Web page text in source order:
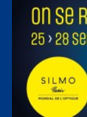
principal